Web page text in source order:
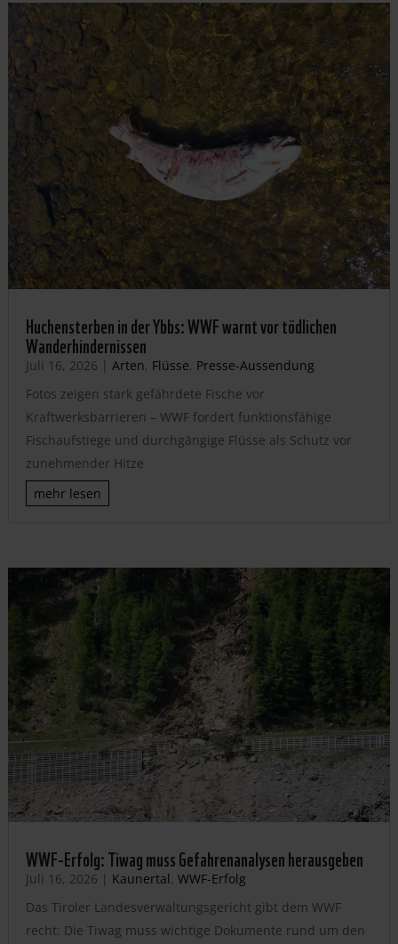
Huchensterben in der Ybbs: WWF warnt vor tödlichen
Wanderhindernissen
Juli 16, 2026 | Arten, Flüsse, Presse-Aussendung
Fotos zeigen stark gefährdete Fische vor
Kraftwerksbarrieren – WWF fordert funktionsfähige
Fischaufstiege und durchgängige Flüsse als Schutz vor
zunehmender Hitze
mehr lesen
WWF-Erfolg: Tiwag muss Gefahrenanalysen herausgeben
Juli 16, 2026 | Kaunertal, WWF-Erfolg
Das Tiroler Landesverwaltungsgericht gibt dem WWF
recht: Die Tiwag muss wichtige Dokumente rund um den